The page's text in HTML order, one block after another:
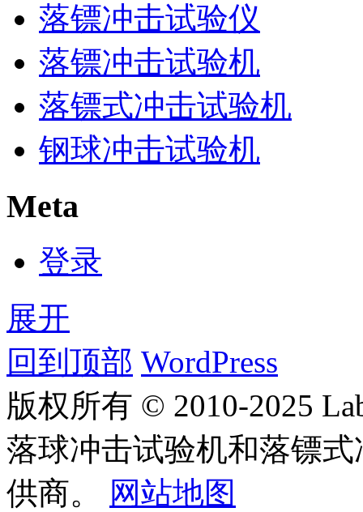
落镖冲击试验仪
落镖冲击试验机
落镖式冲击试验机
钢球冲击试验机
Meta
登录
展开
回到顶部 WordPress
版权所有 © 2010-2025
落球冲击试验机和落镖
供商。
网站地图